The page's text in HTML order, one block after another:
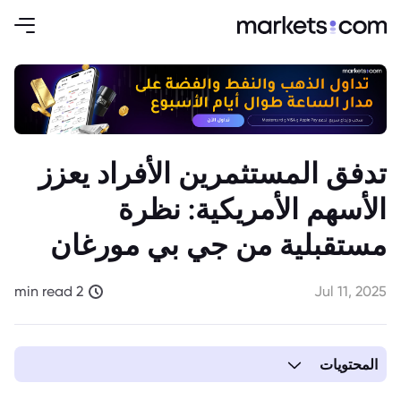
تدفق المستثمرين الأفراد يعزز
الأسهم الأمريكية: نظرة
مستقبلية من جي بي مورغان
Jul 11, 2025
2 min read
المحتويات